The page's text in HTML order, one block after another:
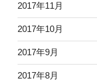
2017年11月
2017年10月
2017年9月
2017年8月